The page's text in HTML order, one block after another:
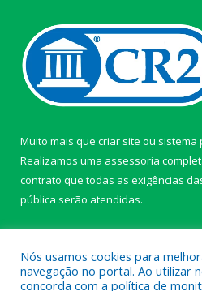
Muito mais que criar site ou sistema
Realizamos uma assessoria
contrato que todas as exigências
pública serão atendidas.
Nós usamos cookies para
navegação no portal. Ao utilizar
concorda com a política de